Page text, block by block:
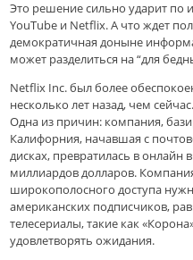
Это решение сильно ударит по
YouTube и Netflix. А что ждет
демократичная доныне
может разделиться на “для
Netflix Inc. был более
несколько лет назад, чем сейчас.
Одна из причин: компания,
Калифорния, начавшая с
дисках, превратилась в онлайн
миллиардов долларов.
широкополосного доступа
американских подписчиков,
телесериалы, такие как
удовлетворять ожидания.